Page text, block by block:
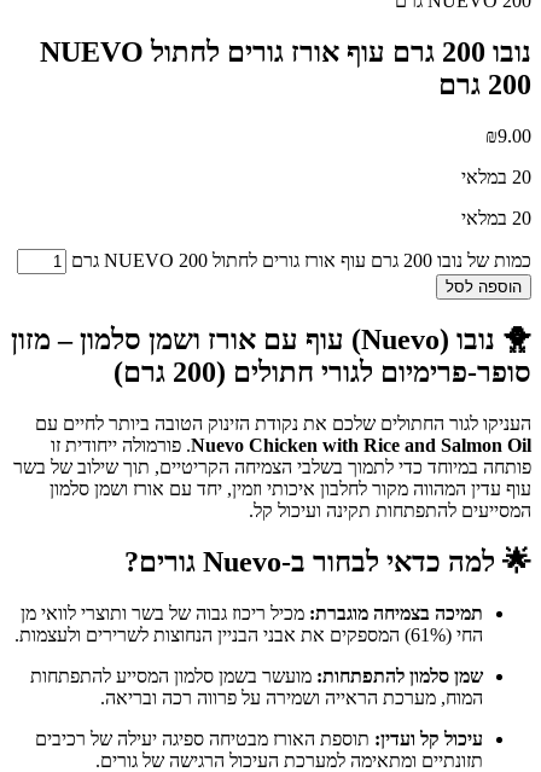
נובו 200 גרם עוף אורז גורים לחתול NUEVO
200 גרם
₪9.00
20 במלאי
20 במלאי
כמות של נובו 200 גרם עוף אורז גורים לחתול NUEVO 200 גרם
הוספה לסל
🐥
נובו (Nuevo) עוף עם אורז ושמן סלמון – מזון
סופר-פרימיום לגורי חתולים (200 גרם)
העניקו לגור החתולים שלכם את נקודת הזינוק הטובה ביותר לחיים עם
Nuevo Chicken with Rice and Salmon Oil. פורמולה ייחודית זו
פותחה במיוחד כדי לתמוך בשלבי הצמיחה הקריטיים, תוך שילוב של בשר
עוף עדין המהווה מקור לחלבון איכותי וזמין, יחד עם אורז ושמן סלמון
המסייעים להתפתחות תקינה ועיכול קל.
🌟 למה כדאי לבחור ב-Nuevo גורים?
תמיכה בצמיחה מוגברת: מכיל ריכוז גבוה של בשר ותוצרי לוואי מן
החי (61%) המספקים את אבני הבניין הנחוצות לשרירים ולעצמות.
שמן סלמון להתפתחות: מועשר בשמן סלמון המסייע להתפתחות
המוח, מערכת הראייה ושמירה על פרווה רכה ובריאה.
עיכול קל ועדין: תוספת האורז מבטיחה ספיגה יעילה של רכיבים
תזונתיים ומתאימה למערכת העיכול הרגישה של גורים.